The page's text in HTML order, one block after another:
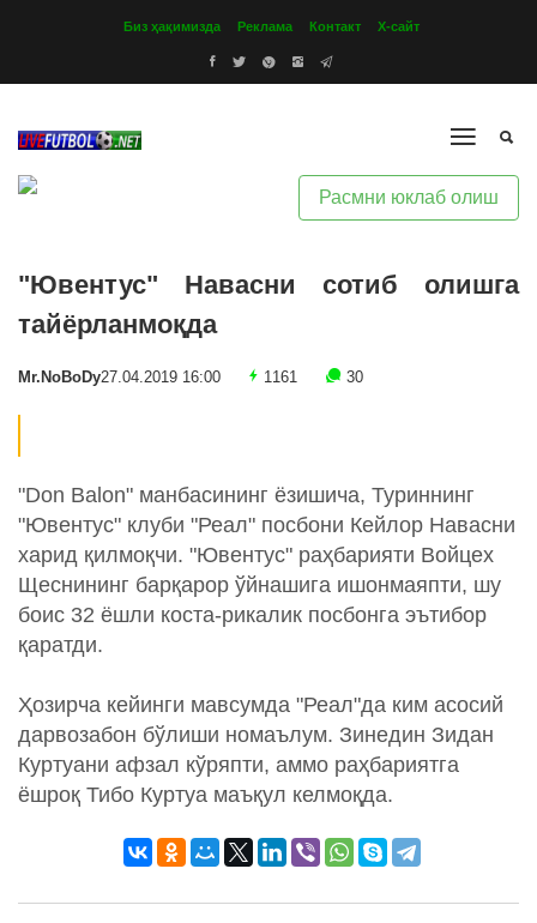
Биз ҳақимизда Реклама Контакт Х-сайт
Расмни юклаб олиш
"Ювентус" Навасни сотиб олишга
тайёрланмоқда
Mr.NoBoDy27.04.2019 16:00 1161 30
"Don Balon" манбасининг ёзишича, Туриннинг
"Ювентус" клуби "Реал" посбони Кейлор Навасни
харид қилмоқчи. "Ювентус" раҳбарияти Войцех
Щеснининг барқарор ўйнашига ишонмаяпти, шу
боис 32 ёшли коста-рикалик посбонга эътибор
қаратди.
Ҳозирча кейинги мавсумда "Реал"да ким асосий
дарвозабон бўлиши номаълум. Зинедин Зидан
Куртуани афзал кўряпти, аммо раҳбариятга
ёшроқ Тибо Куртуа маъқул келмоқда.